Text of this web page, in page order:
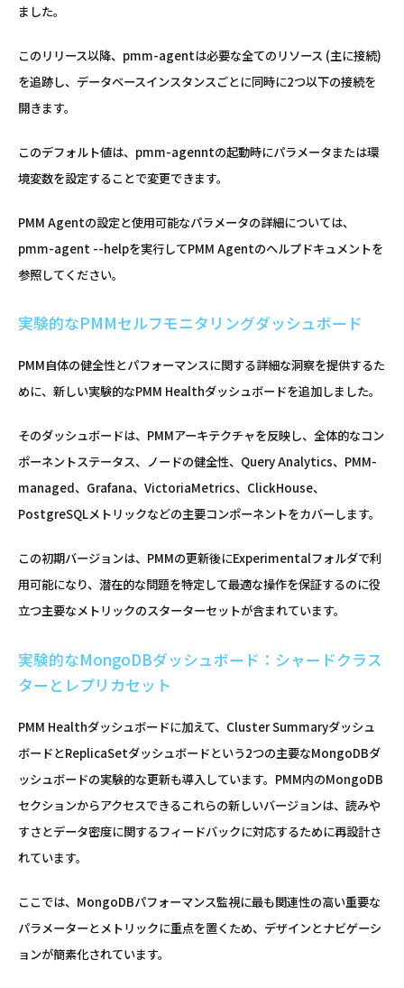
ました。
このリリース以降、pmm-agentは必要な全てのリソース (主に接続)
を追跡し、データベースインスタンスごとに同時に2つ以下の接続を
開きます。
このデフォルト値は、pmm-agenntの起動時にパラメータまたは環
境変数を設定することで変更できます。
PMM Agentの設定と使用可能なパラメータの詳細については、
pmm-agent --helpを実行してPMM Agentのヘルプドキュメントを
参照してください。
実験的なPMMセルフモニタリングダッシュボード
PMM自体の健全性とパフォーマンスに関する詳細な洞察を提供するた
めに、新しい実験的なPMM Healthダッシュボードを追加しました。
そのダッシュボードは、PMMアーキテクチャを反映し、全体的なコン
ポーネントステータス、ノードの健全性、Query Analytics、PMM-
managed、Grafana、VictoriaMetrics、ClickHouse、
PostgreSQLメトリックなどの主要コンポーネントをカバーします。
この初期バージョンは、PMMの更新後にExperimentalフォルダで利
用可能になり、潜在的な問題を特定して最適な操作を保証するのに役
立つ主要なメトリックのスターターセットが含まれています。
実験的なMongoDBダッシュボード：シャードクラス
ターとレプリカセット
PMM Healthダッシュボードに加えて、Cluster Summaryダッシュ
ボードとReplicaSetダッシュボードという2つの主要なMongoDBダ
ッシュボードの実験的な更新も導入しています。PMM内のMongoDB
セクションからアクセスできるこれらの新しいバージョンは、読みや
すさとデータ密度に関するフィードバックに対応するために再設計さ
れています。
ここでは、MongoDBパフォーマンス監視に最も関連性の高い重要な
パラメーターとメトリックに重点を置くため、デザインとナビゲーシ
ョンが簡素化されています。